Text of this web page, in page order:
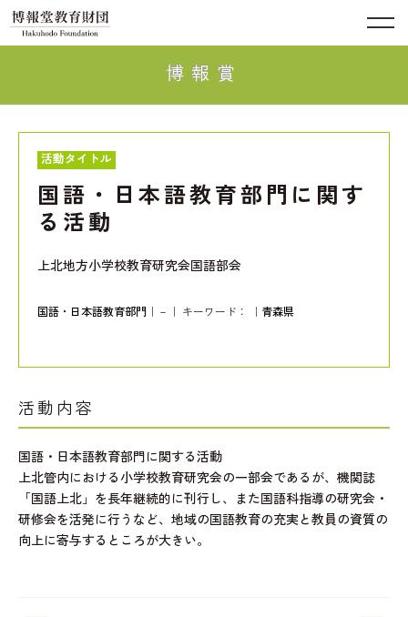
博報賞
活動タイトル
国語・日本語教育部門に関す
る活動
上北地方小学校教育研究会国語部会
国語・日本語教育部門 ｜－｜ キーワード： 青森県
活動内容
国語・日本語教育部門に関する活動
上北管内における小学校教育研究会の一部会であるが、機関誌
「国語上北」を長年継続的に刊行し、また国語科指導の研究会・
研修会を活発に行うなど、地域の国語教育の充実と教員の資質の
向上に寄与するところが大きい。